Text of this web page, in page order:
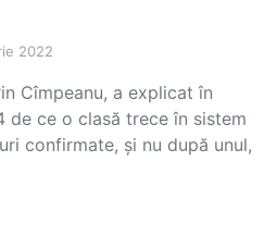
2022
Cîmpeanu, a explicat în
de ce o clasă trece în sistem
confirmate, și nu după unul,